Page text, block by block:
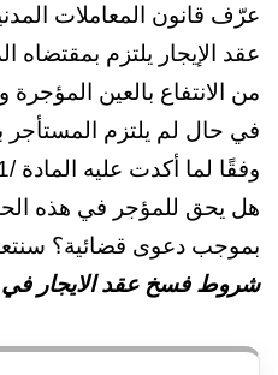
عقد الإيجار يلتزم بمقتضاه
من الانتفاع بالعين
في حال لم يلتزم المستأجر
هل يحق للمؤجر في هذه
بموجب دعوى قضائية؟
شروط فسخ عقد الايجار